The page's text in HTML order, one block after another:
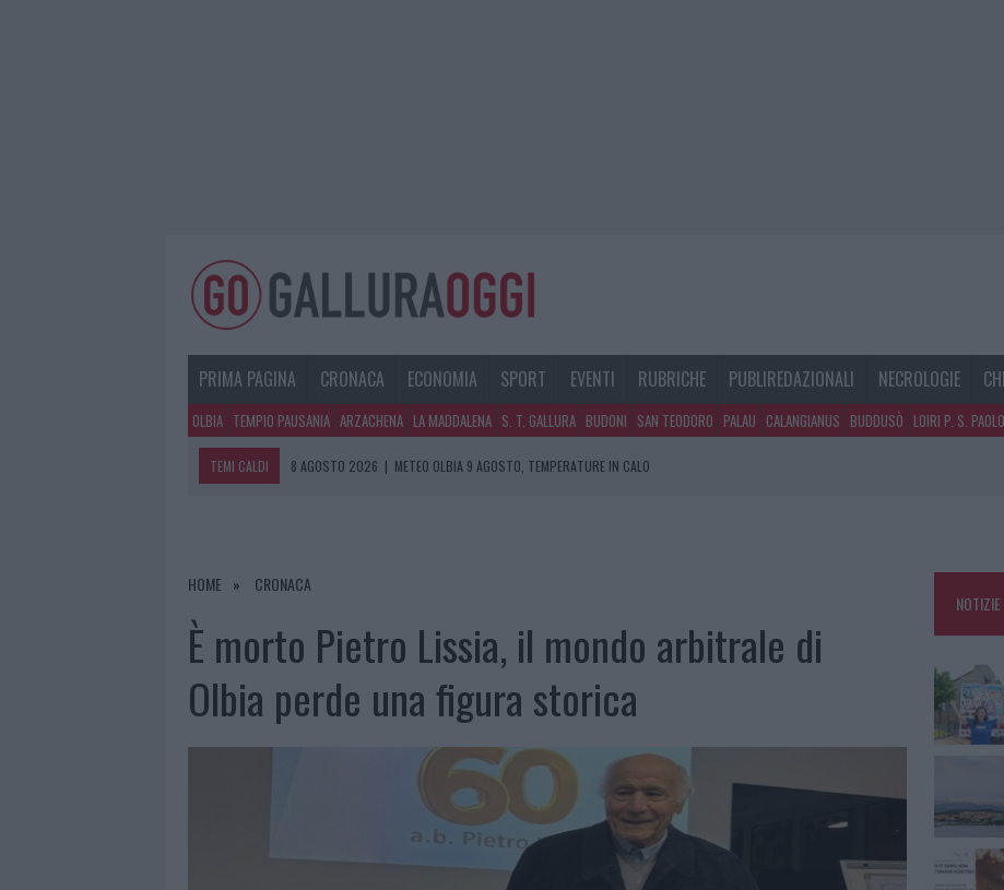
PRIMA PAGINA CRONACA ECONOMIA SPORT EVENTI RUBRICHE PUBLIREDAZIONALI NECROLOGIE
OLBIA TEMPIO PAUSANIA ARZACHENA LA MADDALENA S. T. GALLURA BUDONI SAN TEODORO PALAU CALANGIANUS BUDDUSÒ LOIRI P. S. PAOLO
TEMI CALDI 8 AGOSTO 2026 | METEO OLBIA 9 AGOSTO, TEMPERATURE IN CALO
8 AGOSTO 2026
|
HOME CRONACA
È morto Pietro Lissia, il mondo arbitrale di
Olbia perde una figura storica